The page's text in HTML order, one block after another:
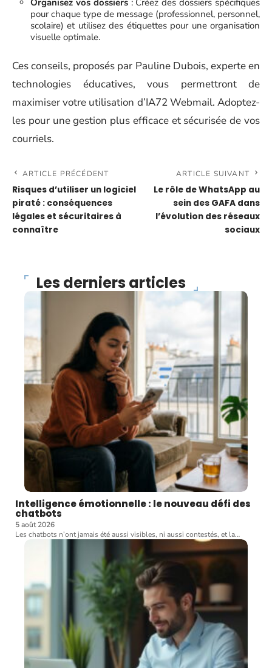
Organisez vos dossiers: Créez des dossiers spécifiques
pour chaque type de message (professionnel, personnel,
scolaire) et utilisez des étiquettes pour une organisation
visuelle optimale.
Ces conseils, proposés par Pauline Dubois, experte en
technologies éducatives, vous permettront de
maximiser votre utilisation d’IA72 Webmail. Adoptez-
les pour une gestion plus efficace et sécurisée de vos
courriels.
ARTICLE PRÉCÉDENT
Risques d’utiliser un logiciel
piraté : conséquences
légales et sécuritaires à
connaître
ARTICLE SUIVANT
Le rôle de WhatsApp au
sein des GAFA dans
l’évolution des réseaux
sociaux
Les derniers articles
Intelligence émotionnelle : le nouveau défi des
chatbots
5 août 2026
Les chatbots n’ont jamais été aussi visibles, ni aussi contestés, et la…